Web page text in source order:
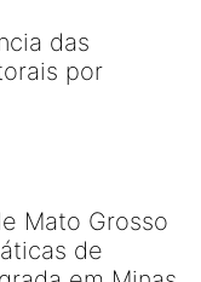
das
por
Mato Grosso
de